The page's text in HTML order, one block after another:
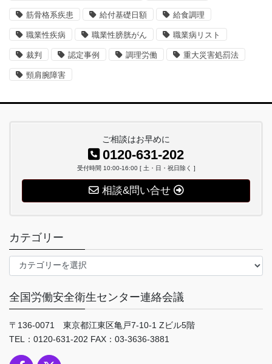
筋骨格系疾患 給付基礎日額 給食調理
職業性疾病 職業性膀胱がん 職業病リスト
裁判 認定事例 調理労働 重大災害処罰法
頸肩腕障害
ご相談はお早めに
0120-631-202
受付時間 10:00-16:00 [ 土・日・祝日除く ]
相談&問い合せ
カテゴリー
テ
リ
ー
全国労働安全衛生センター連絡会議
〒136-0071 東京都江東区亀戸7-10-1 Zビル5階
TEL：0120-631-202 FAX：03-3636-3881